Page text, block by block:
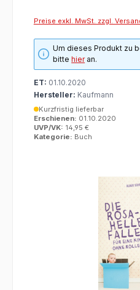
Preise exkl. MwSt. zzgl.
Um dieses Produkt zu
bittehieran.
ET: 01.10.2020
Hersteller: Kaufmann
Kurzfristig lieferbar
Erschienen: 01.10.2020
UVP/VK: 14,95 €
Kategorie: Buch